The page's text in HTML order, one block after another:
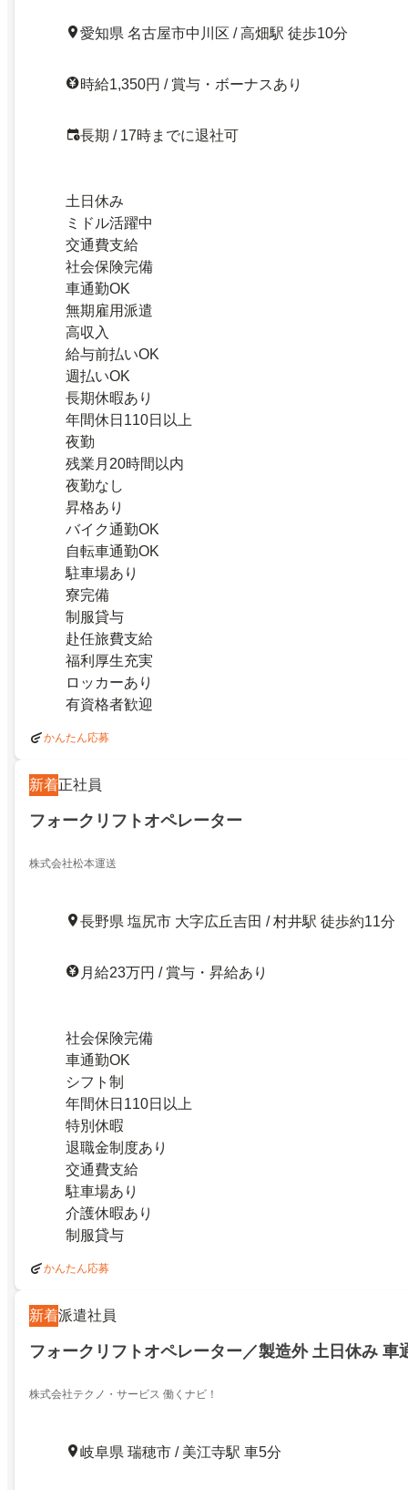
愛知県 名古屋市中川区 / 高畑駅 徒歩10分
時給1,350円 / 賞与・ボーナスあり
長期 / 17時までに退社可
土日休み
ミドル活躍中
交通費支給
社会保険完備
車通勤OK
無期雇用派遣
高収入
給与前払いOK
週払いOK
長期休暇あり
年間休日110日以上
夜勤
残業月20時間以内
夜勤なし
昇格あり
バイク通勤OK
自転車通勤OK
駐車場あり
寮完備
制服貸与
赴任旅費支給
福利厚生充実
ロッカーあり
有資格者歓迎
かんたん応募
新着正社員
フォークリフトオペレーター
株式会社松本運送
長野県 塩尻市 大字広丘吉田 / 村井駅 徒歩約11分
月給23万円 / 賞与・昇給あり
社会保険完備
車通勤OK
シフト制
年間休日110日以上
特別休暇
退職金制度あり
交通費支給
駐車場あり
介護休暇あり
制服貸与
かんたん応募
新着派遣社員
フォークリフトオペレーター／製造外 土日休み 車
株式会社テクノ・サービス 働くナビ！
岐阜県 瑞穂市 / 美江寺駅 車5分